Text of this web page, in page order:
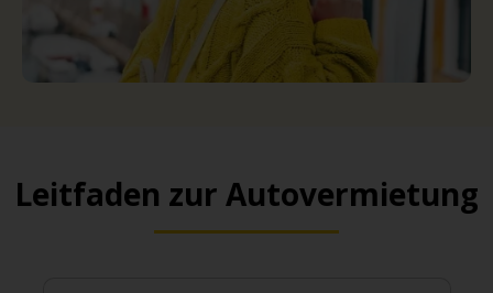
Leitfaden zur Autovermietung